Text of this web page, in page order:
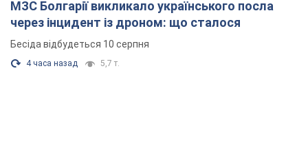
МЗС Болгарії викликало українського посла
через інцидент із дроном: що сталося
Бесіда відбудеться 10 серпня
4 часа назад 5,7 т.